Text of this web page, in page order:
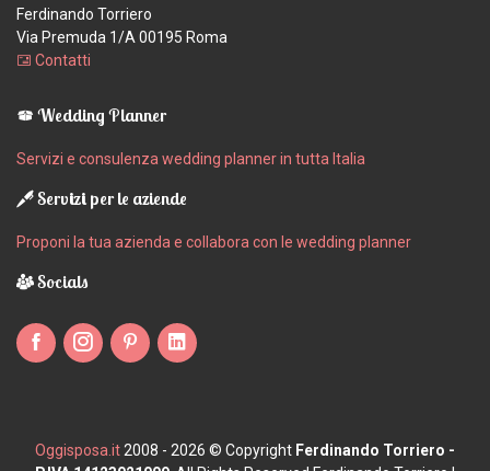
Ferdinando Torriero
Via Premuda 1/A 00195 Roma
Contatti
Wedding Planner
Servizi e consulenza wedding planner in tutta Italia
Servizi per le aziende
Proponi la tua azienda e collabora con le wedding planner
Socials
Oggisposa.it 2008 - 2026 © Copyright Ferdinando Torriero -